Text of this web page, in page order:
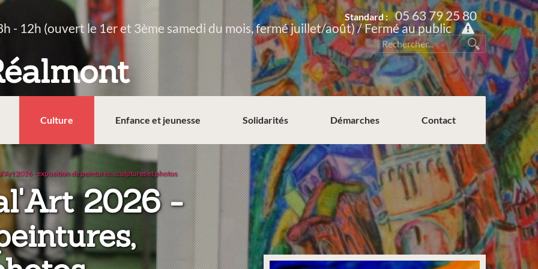
Standard : 05 63 79 25 80
- 12h (ouvert le 1er et 3ème samedi du mois, fermé juillet/août) / Fermé au public
Culture Enfance et jeunesse Solidarités Démarches Contact
2026 - exposition de peintures, sculptures et photos
2026 -